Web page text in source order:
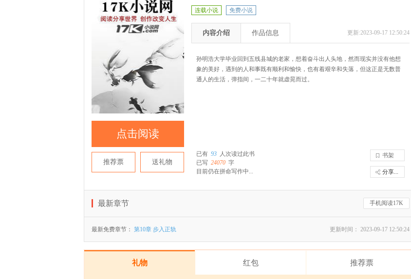
点击阅读
推荐票 送礼物
连载小说 免费小说
更新:2023-09-17 12:50:24
内容介绍 作品信息
孙明浩大学毕业回到五线县城的老家，想着奋斗出人头地，然而现实并没有他想
象的美好，遇到的人和事既有顺利和愉快，也有着艰辛和失落，但这正是无数普
通人的生活，弹指间，一二十年就虚晃而过。
书架
分享...
已有 93 人次读过此书
已写 24070 字
目前仍在拼命写作中...
手机阅读17K
最新章节
更新时间： 2023-09-17 12:50:24
最新免费章节： 第10章 步入正轨
礼物 红包 推荐票